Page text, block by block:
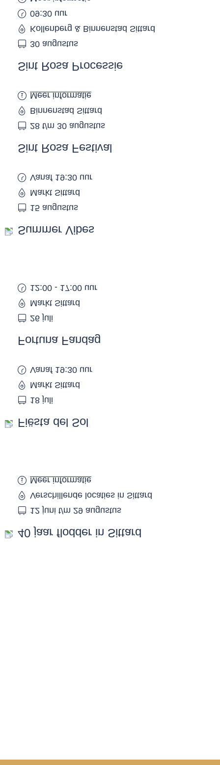
40 jaar flodder in Sittard
12 juni t/m 29 augustus
Verschillende locaties in Sittard
Meer informatie
Fiësta del Sol
18 juli
Markt Sittard
Vanaf 19:30 uur
Fortuna Fandag
26 juli
Markt Sittard
12:00 - 17:00 uur
Summer Vibes
15 augustus
Markt Sittard
Vanaf 19:30 uur
Sint Rosa Festival
28 t/m 30 augustus
Binnenstad Sittard
Meer informatie
Sint Rosa Processie
30 augustus
Kollenberg & Binnenstad Sittard
09:30 uur